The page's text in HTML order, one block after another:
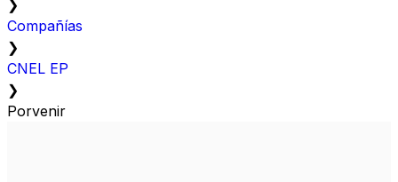
❯
Compañías
❯
CNEL EP
❯
Porvenir